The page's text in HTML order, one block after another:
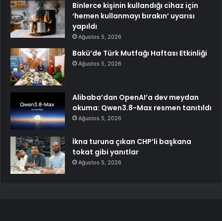
Binlerce kişinin kullandığı cihaz için
‘hemen kullanmayı bırakın’ uyarısı
yapıldı
Ağustos 5, 2026
Bakü’de Türk Mutfağı Haftası Etkinliği
Ağustos 5, 2026
Alibaba’dan OpenAI’a dev meydan
okuma: Qwen3.8-Max resmen tanıtıldı
Ağustos 5, 2026
İkna turuna çıkan CHP’li başkana
tokat gibi yanıtlar
Ağustos 5, 2026